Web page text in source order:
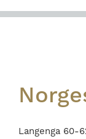
Footer
Langenga 60-